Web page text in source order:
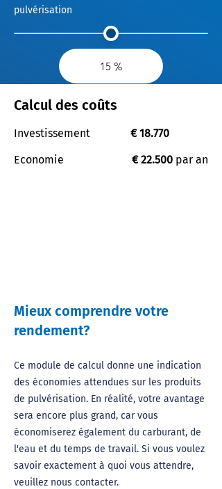
pulvérisation
Calcul des coûts
Investissement
€ 18.770
Economie
€ 22.500 par an
Mieux comprendre votre
rendement?
Ce module de calcul donne une indication
des économies attendues sur les produits
de pulvérisation. En réalité, votre avantage
sera encore plus grand, car vous
économiserez également du carburant, de
l'eau et du temps de travail. Si vous voulez
savoir exactement à quoi vous attendre,
veuillez nous contacter.